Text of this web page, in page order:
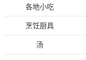
各地小吃
烹饪厨具
汤